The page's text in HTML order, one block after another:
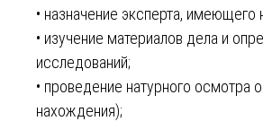
• назначение эксперта,
• изучение материалов дела и
исследований;
• проведение натурного
нахождения);